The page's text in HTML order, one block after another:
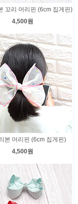
꼬리 머리핀 (6cm 집게핀)
4,500원
본 머리핀 (6cm 집게핀)
4,500원